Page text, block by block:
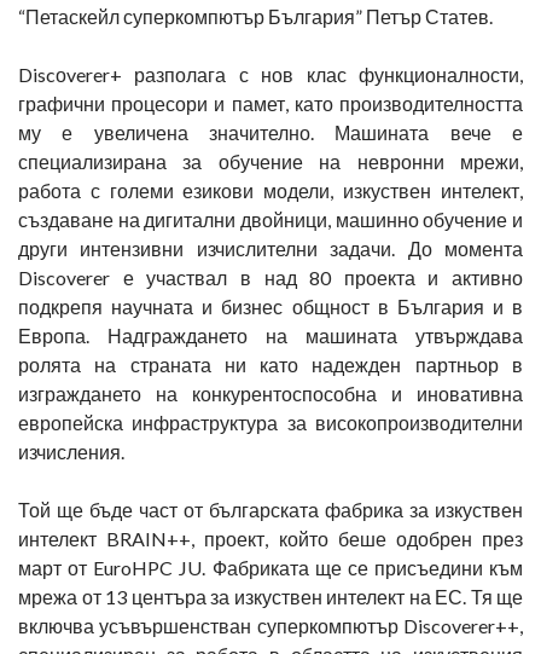
“Петаскейл суперкомпютър България” Петър Статев.
Discоverer+ разполага с нов клас функционалности,
графични процесори и памет, като производителността
му е увеличена значително. Машината вече е
специализирана за обучение на невронни мрежи,
работа с големи езикови модели, изкуствен интелект,
създаване на дигитални двойници, машинно обучение и
други интензивни изчислителни задачи. До момента
Discoverer е участвал в над 80 проекта и активно
подкрепя научната и бизнес общност в България и в
Европа. Надграждането на машината утвърждава
ролята на страната ни като надежден партньор в
изграждането на конкурентоспособна и иновативна
европейска инфраструктура за високопроизводителни
изчисления.
Той ще бъде част от българската фабрика за изкуствен
интелект BRAIN++, проект, който беше одобрен през
март от EuroHPC JU. Фабриката ще се присъедини към
мрежа от 13 центъра за изкуствен интелект на ЕС. Тя ще
включва усъвършенстван суперкомпютър Discoverer++,